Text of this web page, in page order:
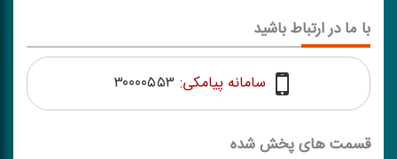
قسمت های پخش شده
با ما در ارتباط باشید
سامانه پیامکی: ۳۰۰۰۰۵۵۳